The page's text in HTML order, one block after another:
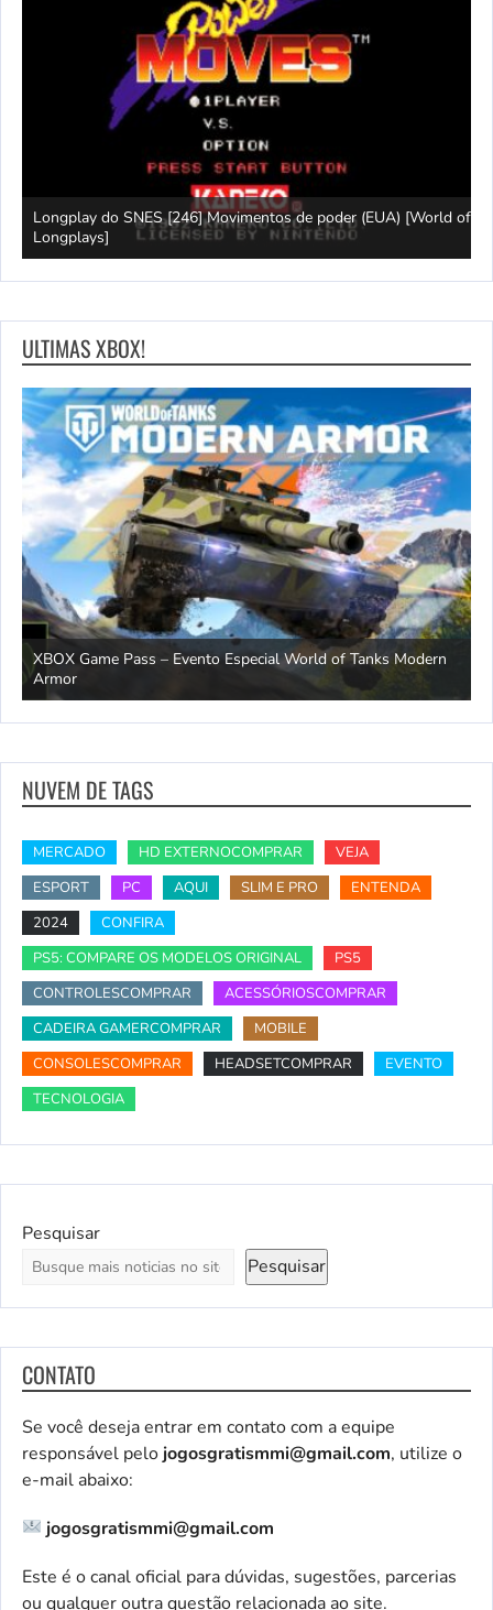
Longplay do SNES [246] Movimentos de poder (EUA) [World of
Longplays]
ULTIMAS XBOX!
XBOX Game Pass – Evento Especial World of Tanks Modern
Armor
NUVEM DE TAGS
MERCADO HD EXTERNOCOMPRAR
VEJA
ESPORT
PC AQUI SLIM E PRO
ENTENDA
2024
CONFIRA
PS5: COMPARE OS MODELOS ORIGINAL
PS5
CONTROLESCOMPRAR
ACESSÓRIOSCOMPRAR
CADEIRA GAMERCOMPRAR
MOBILE
CONSOLESCOMPRAR
HEADSETCOMPRAR
EVENTO
TECNOLOGIA
Pesquisar
Pesquisar
CONTATO
Se você deseja entrar em contato com a equipe
responsável pelo jogosgratismmi@gmail.com, utilize o
e-mail abaixo:
jogosgratismmi@gmail.com
Este é o canal oficial para dúvidas, sugestões, parcerias
ou qualquer outra questão relacionada ao site.